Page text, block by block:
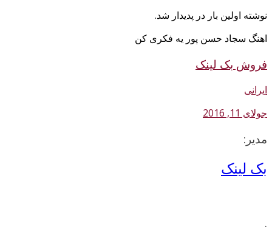
نوشته اولین بار در پدیدار شد.
اهنگ سجاد حسن پور یه فکری کن
فروش بک لینک
ایرانی
جولای 11, 2016
مدیر:
بک لینک
.